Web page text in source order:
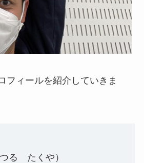
フィールを紹介していきま
る たくや）